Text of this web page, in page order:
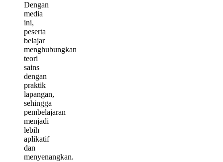
Dengan
media
ini,
peserta
belajar
menghubungkan
teori
sains
dengan
praktik
lapangan,
sehingga
pembelajaran
menjadi
lebih
aplikatif
dan
menyenangkan.